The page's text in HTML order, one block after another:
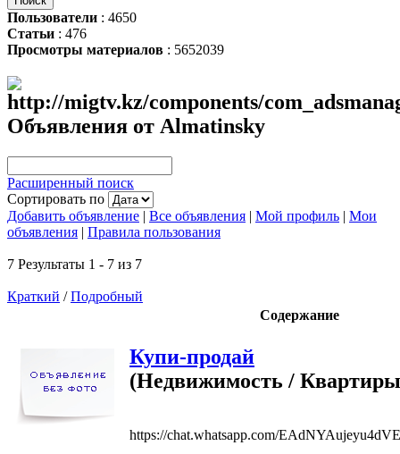
Пользователи : 4650
Статьи : 476
Просмотры материалов : 5652039
Объявления от Almatinsky
Расширенный поиск
Сортировать по
Добавить объявление | Все объявления | Мой профиль | Мои
объявления | Правила пользования
7 Результаты 1 - 7 из 7
Краткий /Подробный
Содержание
Купи-продай
(Недвижимость /
https://chat.whatsapp.com/